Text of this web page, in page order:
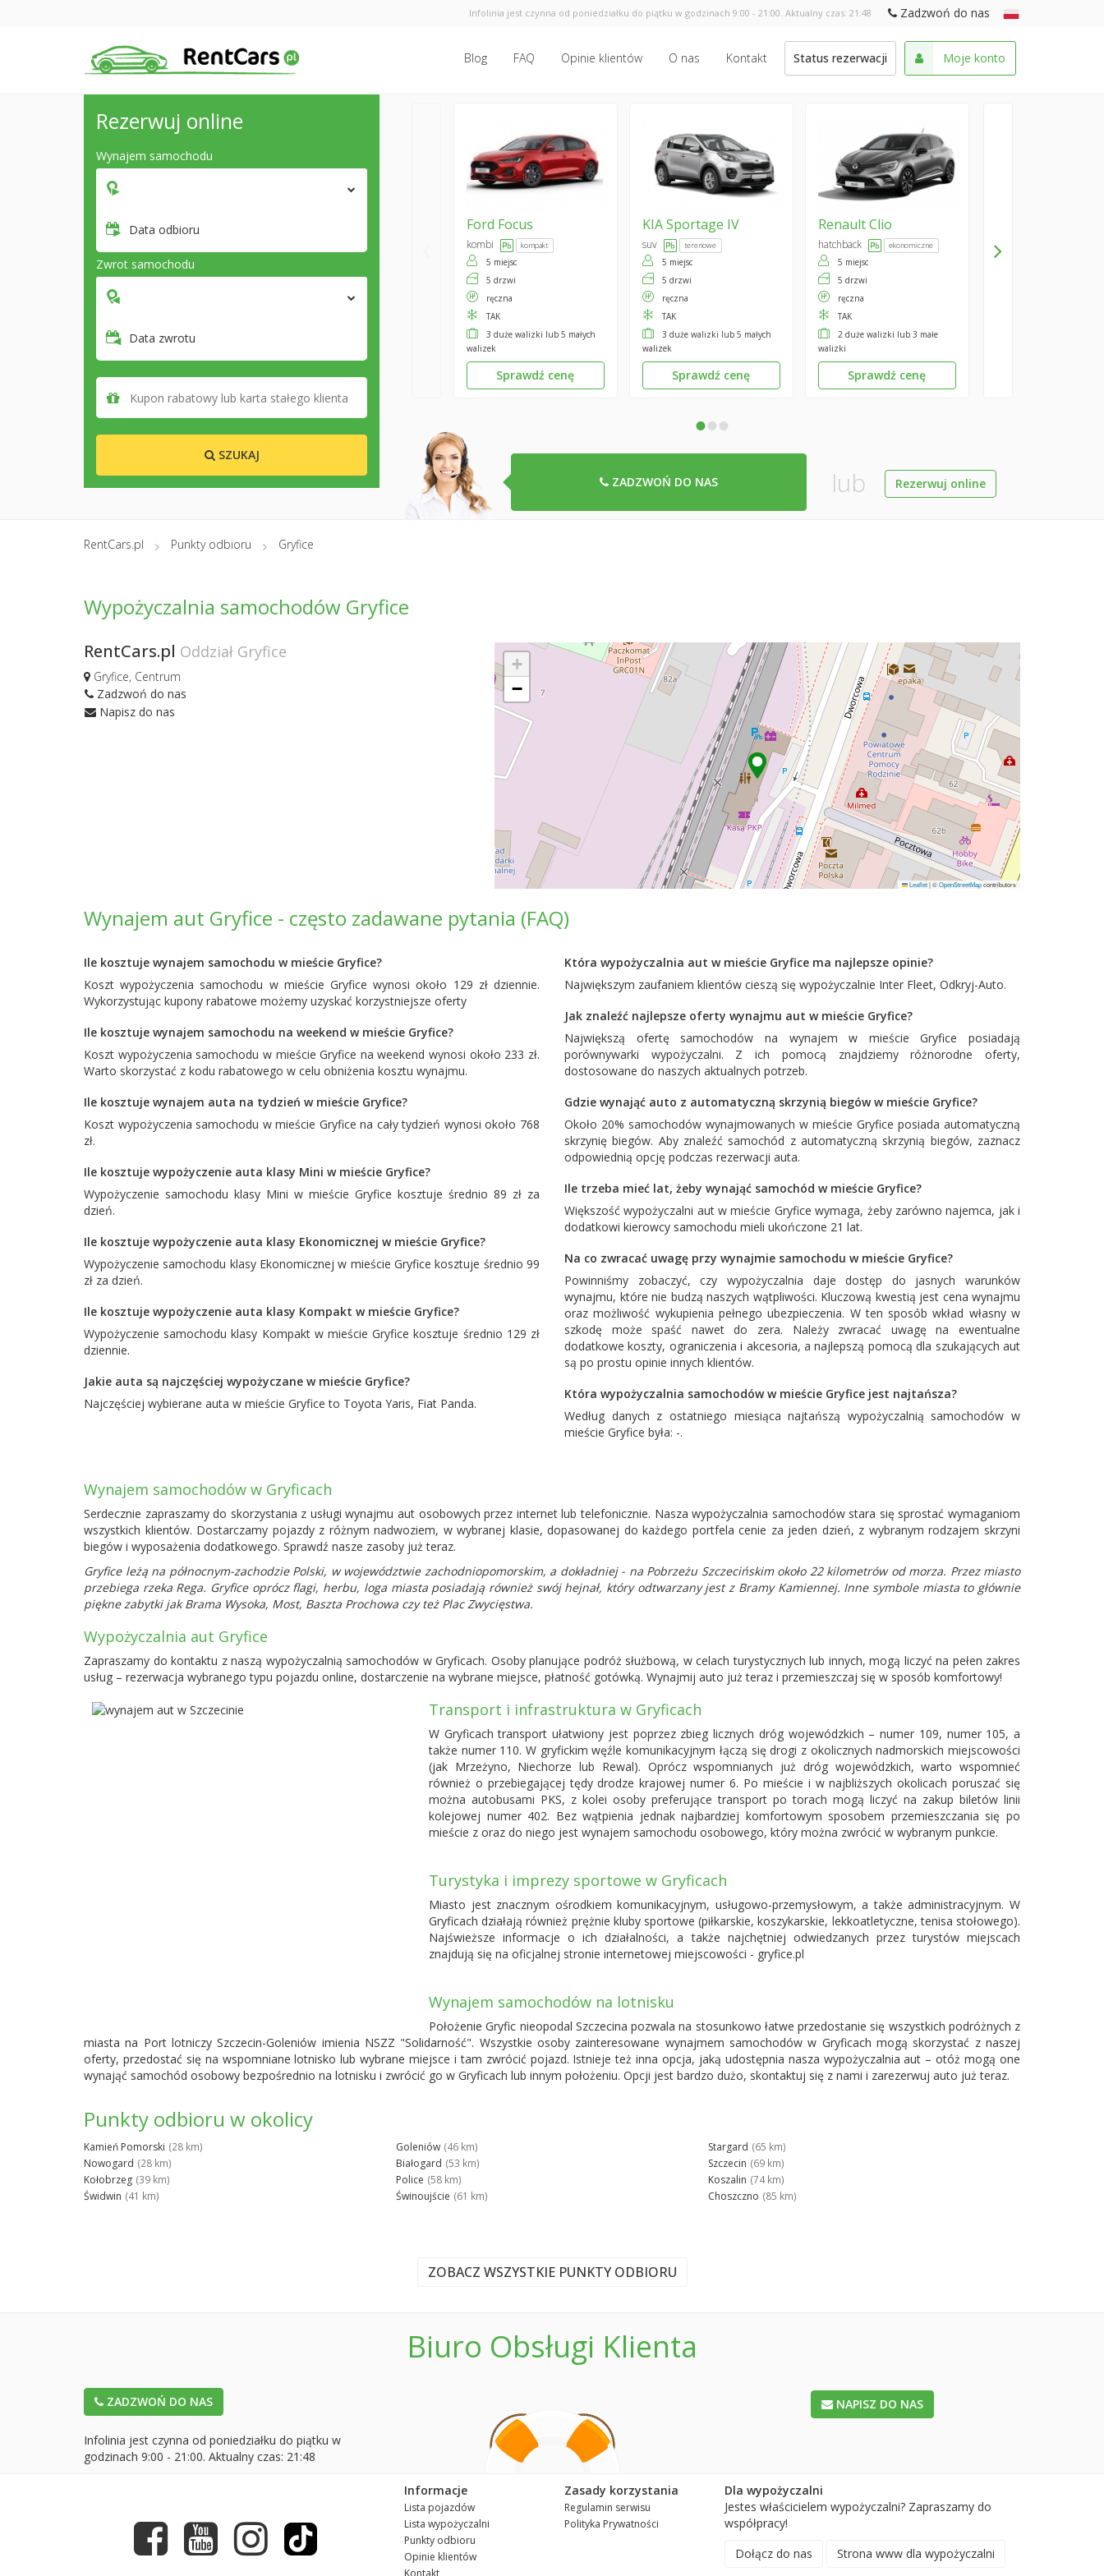
Infolinia jest czynna od poniedziałku do piątku w godzinach 9:00 - 21:00. Aktualny czas: 21:48 Zadzwoń do nas
Blog FAQ Opinie klientów O nas Kontakt Status rezerwacji Moje konto
Rezerwuj online
Wynajem samochodu
Data odbioru
Zwrot samochodu
Data zwrotu
SZUKAJ
Ford Focus
kombi kompakt
5 miejsc
5 drzwi
ręczna
TAK
3 duże walizki lub 5 małych
walizek
Sprawdź cenę
KIASportage IV
suv terenowe
5 miejsc
5 drzwi
ręczna
TAK
3 duże walizki lub 5 małych
walizek
Sprawdź cenę
RenaultClio
hatchback ekonomiczne
5 miejsc
5 drzwi
ręczna
TAK
2 duże walizki lub 3 małe
walizki
Sprawdź cenę
•••
ZADZWOŃ DO NAS lub Rezerwuj online
RentCars.pl Punkty odbioru Gryfice
Wypożyczalnia samochodów Gryfice
RentCars.pl Oddział Gryfice
Gryfice, Centrum
Zadzwoń do nas
Napisz do nas
+
−
Leaflet|©OpenStreetMapcontributors
Wynajem aut Gryfice - często zadawane pytania (FAQ)
Ile kosztuje wynajem samochodu w mieście Gryfice?
Koszt wypożyczenia samochodu w mieście Gryfice wynosi około 129 zł dziennie.
Wykorzystując kupony rabatowe możemy uzyskać korzystniejsze oferty
Ile kosztuje wynajem samochodu na weekend w mieście Gryfice?
Koszt wypożyczenia samochodu w mieście Gryfice na weekend wynosi około 233 zł.
Warto skorzystać z kodu rabatowego w celu obniżenia kosztu wynajmu.
Ile kosztuje wynajem auta na tydzień w mieście Gryfice?
Koszt wypożyczenia samochodu w mieście Gryfice na cały tydzień wynosi około 768
zł.
Ile kosztuje wypożyczenie auta klasy Mini w mieście Gryfice?
Wypożyczenie samochodu klasy Mini w mieście Gryfice kosztuje średnio 89 zł za
dzień.
Ile kosztuje wypożyczenie auta klasy Ekonomicznej w mieście Gryfice?
Wypożyczenie samochodu klasy Ekonomicznej w mieście Gryfice kosztuje średnio 99
zł za dzień.
Ile kosztuje wypożyczenie auta klasy Kompakt w mieście Gryfice?
Wypożyczenie samochodu klasy Kompakt w mieście Gryfice kosztuje średnio 129 zł
dziennie.
Jakie auta są najczęściej wypożyczane w mieście Gryfice?
Najczęściej wybierane auta w mieście Gryfice to Toyota Yaris, Fiat Panda.
Która wypożyczalnia aut w mieście Gryfice ma najlepsze opinie?
Największym zaufaniem klientów cieszą się wypożyczalnie Inter Fleet, Odkryj-Auto.
Jak znaleźć najlepsze oferty wynajmu aut w mieście Gryfice?
Największą ofertę samochodów na wynajem w mieście Gryfice posiadają
porównywarki wypożyczalni. Z ich pomocą znajdziemy różnorodne oferty,
dostosowane do naszych aktualnych potrzeb.
Gdzie wynająć auto z automatyczną skrzynią biegów w mieście Gryfice?
Około 20% samochodów wynajmowanych w mieście Gryfice posiada automatyczną
skrzynię biegów. Aby znaleźć samochód z automatyczną skrzynią biegów, zaznacz
odpowiednią opcję podczas rezerwacji auta.
Ile trzeba mieć lat, żeby wynająć samochód w mieście Gryfice?
Większość wypożyczalni aut w mieście Gryfice wymaga, żeby zarówno najemca, jak i
dodatkowi kierowcy samochodu mieli ukończone 21 lat.
Na co zwracać uwagę przy wynajmie samochodu w mieście Gryfice?
Powinniśmy zobaczyć, czy wypożyczalnia daje dostęp do jasnych warunków
wynajmu, które nie budzą naszych wątpliwości. Kluczową kwestią jest cena wynajmu
oraz możliwość wykupienia pełnego ubezpieczenia. W ten sposób wkład własny w
szkodę może spaść nawet do zera. Należy zwracać uwagę na ewentualne
dodatkowe koszty, ograniczenia i akcesoria, a najlepszą pomocą dla szukających aut
są po prostu opinie innych klientów.
Która wypożyczalnia samochodów w mieście Gryfice jest najtańsza?
Według danych z ostatniego miesiąca najtańszą wypożyczalnią samochodów w
mieście Gryfice była: -.
Wynajem samochodów w Gryficach
Serdecznie zapraszamy do skorzystania z usługi wynajmu aut osobowych przez internet lub telefonicznie. Nasza wypożyczalnia samochodów stara się sprostać wymaganiom
wszystkich klientów. Dostarczamy pojazdy z różnym nadwoziem, w wybranej klasie, dopasowanej do każdego portfela cenie za jeden dzień, z wybranym rodzajem skrzyni
biegów i wyposażenia dodatkowego. Sprawdź nasze zasoby już teraz.
Gryfice leżą na północnym-zachodzie Polski, w województwie zachodniopomorskim, a dokładniej - na Pobrzeżu Szczecińskim około 22 kilometrów od morza. Przez miasto
przebiega rzeka Rega. Gryfice oprócz flagi, herbu, loga miasta posiadają również swój hejnał, który odtwarzany jest z Bramy Kamiennej. Inne symbole miasta to głównie
piękne zabytki jak Brama Wysoka, Most, Baszta Prochowa czy też Plac Zwycięstwa.
Wypożyczalnia aut Gryfice
Zapraszamy do kontaktu z naszą wypożyczalnią samochodów w Gryficach. Osoby planujące podróż służbową, w celach turystycznych lub innych, mogą liczyć na pełen zakres
usług – rezerwacja wybranego typu pojazdu online, dostarczenie na wybrane miejsce, płatność gotówką. Wynajmij auto już teraz i przemieszczaj się w sposób komfortowy!
Transport i infrastruktura w Gryficach
W Gryficach transport ułatwiony jest poprzez zbieg licznych dróg wojewódzkich – numer 109, numer 105, a
także numer 110. W gryfickim węźle komunikacyjnym łączą się drogi z okolicznych nadmorskich miejscowości
(jak Mrzeżyno, Niechorze lub Rewal). Oprócz wspomnianych już dróg wojewódzkich, warto wspomnieć
również o przebiegającej tędy drodze krajowej numer 6. Po mieście i w najbliższych okolicach poruszać się
można autobusami PKS, z kolei osoby preferujące transport po torach mogą liczyć na zakup biletów linii
kolejowej numer 402. Bez wątpienia jednak najbardziej komfortowym sposobem przemieszczania się po
mieście z oraz do niego jest wynajem samochodu osobowego, który można zwrócić w wybranym punkcie.
Turystyka i imprezy sportowe w Gryficach
Miasto jest znacznym ośrodkiem komunikacyjnym, usługowo-przemysłowym, a także administracyjnym. W
Gryficach działają również prężnie kluby sportowe (piłkarskie, koszykarskie, lekkoatletyczne, tenisa stołowego).
Najświeższe informacje o ich działalności, a także najchętniej odwiedzanych przez turystów miejscach
znajdują się na oficjalnej stronie internetowej miejscowości - gryfice.pl
Wynajem samochodów na lotnisku
Położenie Gryfic nieopodal Szczecina pozwala na stosunkowo łatwe przedostanie się wszystkich podróżnych z
miasta na Port lotniczy Szczecin-Goleniów imienia NSZZ "Solidarność". Wszystkie osoby zainteresowane wynajmem samochodów w Gryficach mogą skorzystać z naszej
oferty, przedostać się na wspomniane lotnisko lub wybrane miejsce i tam zwrócić pojazd. Istnieje też inna opcja, jaką udostępnia nasza wypożyczalnia aut – otóż mogą one
wynająć samochód osobowy bezpośrednio na lotnisku i zwrócić go w Gryficach lub innym położeniu. Opcji jest bardzo dużo, skontaktuj się z nami i zarezerwuj auto już teraz.
Punkty odbioru w okolicy
Kamień Pomorski (28 km)
Nowogard (28 km)
Kołobrzeg (39 km)
Świdwin (41 km)
Goleniów (46 km)
Białogard (53 km)
Police (58 km)
Świnoujście (61 km)
Stargard (65 km)
Szczecin (69 km)
Koszalin (74 km)
Choszczno (85 km)
ZOBACZ WSZYSTKIE PUNKTY ODBIORU
Biuro Obsługi Klienta
ZADZWOŃ DO NAS
Infolinia jest czynna od poniedziałku do piątku w
godzinach 9:00 - 21:00. Aktualny czas: 21:48
NAPISZ DO NAS
Informacje
Lista pojazdów
Lista wypożyczalni
Punkty odbioru
Opinie klientów
Kontakt
Zasady korzystania
Regulamin serwisu
Polityka Prywatności
Dla wypożyczalni
Jestes właścicielem wypożyczalni? Zapraszamy do
współpracy!
Dołącz do nas
Strona www dla wypożyczalni